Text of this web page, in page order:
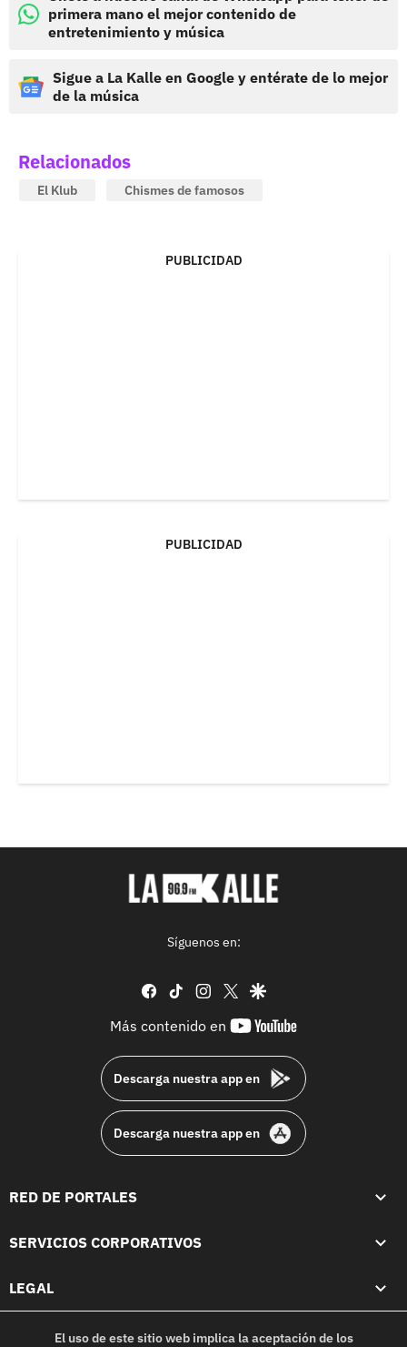
primera mano el mejor contenido de
entretenimiento y música
Sigue a La Kalle en Google y entérate de lo mejor
de la música
Relacionados
El Klub Chismes de famosos
PUBLICIDAD
PUBLICIDAD
Síguenos en:
facebook
tiktok instagram
twittergoogle
Más contenido en
youtube-
Descarga nuestra app en
Descarga nuestra app en
RED DE PORTALES
SERVICIOS CORPORATIVOS
LEGAL
El uso de este sitio web implica la aceptación de los